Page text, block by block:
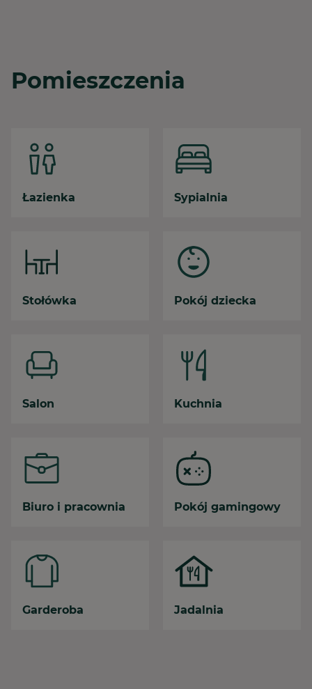
Pomieszczenia
Łazienka Sypialnia
Stołówka Pokój dziecka
Salon Kuchnia
Biuro i pracownia Pokój gamingowy
Garderoba Jadalnia